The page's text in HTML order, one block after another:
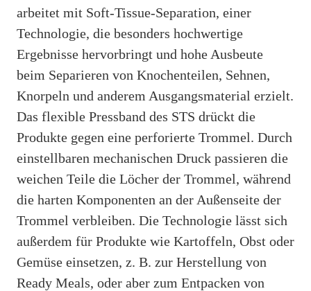
arbeitet mit Soft-Tissue-Separation, einer
Technologie, die besonders hochwertige
Ergebnisse hervorbringt und hohe Ausbeute
beim Separieren von Knochenteilen, Sehnen,
Knorpeln und anderem Ausgangsmaterial erzielt.
Das flexible Pressband des STS drückt die
Produkte gegen eine perforierte Trommel. Durch
einstellbaren mechanischen Druck passieren die
weichen Teile die Löcher der Trommel, während
die harten Komponenten an der Außenseite der
Trommel verbleiben. Die Technologie lässt sich
außerdem für Produkte wie Kartoffeln, Obst oder
Gemüse einsetzen, z. B. zur Herstellung von
Ready Meals, oder aber zum Entpacken von